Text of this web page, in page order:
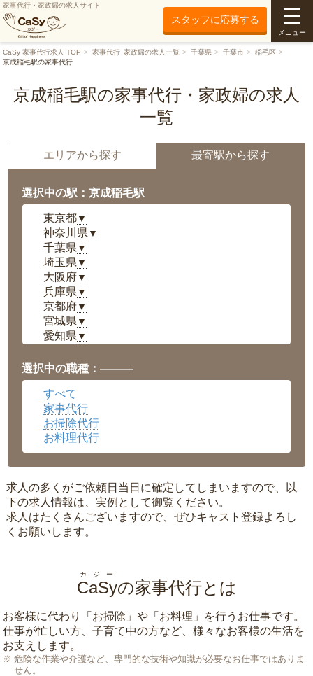
家事代行・家政婦の求人サイト
スタッフに応募する
メニュー
CaSy 家事代行求人 TOP 家事代行･家政婦の求人一覧 千葉県 千葉市
稲毛区
京成稲毛駅の家事代行
京成稲毛駅の家事代行・家政婦の求人
一覧
エリアから探す 最寄駅から探す
選択中の駅：京成稲毛駅
東京都▼
神奈川県 ▼
千葉県 ▼
埼玉県 ▼
大阪府▼
兵庫県 ▼
京都府▼
宮城県 ▼
愛知県 ▼
岡山県▼
広島県▼
沖縄県
選択中の職種：———
すべて
家事代行
お掃除代行
お料理代行
求人の多くがご依頼日当日に確定してしまいますので、以
下の求人情報は、実例として御覧ください。
求人はたくさんございますので、ぜひキャスト登録よろし
くお願いします。
CaSy
カジー
の家事代行とは
お客様に代わり「 お掃除 」や「 お料理 」を行うお仕事です。
仕事が忙しい方、子育て中の方など、様々なお客様の生活を
お支えします。
危険な作業や介護など、専門的な技術や知識が必要なお仕事ではありま
せん。